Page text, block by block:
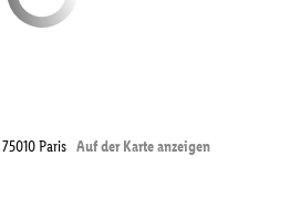
75010 Paris Auf der Karte anzeigen